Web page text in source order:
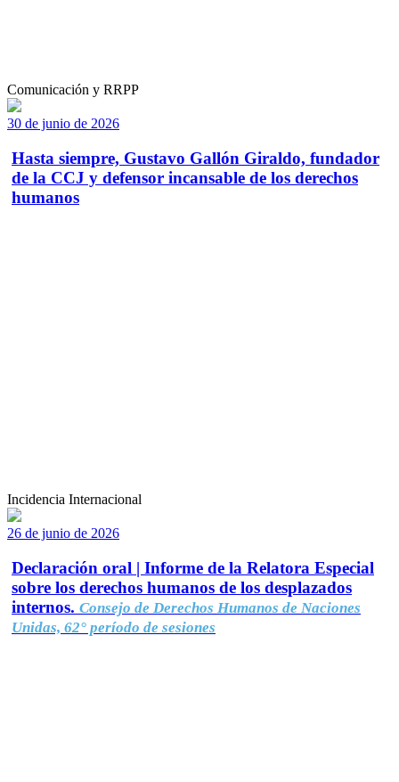
Comunicación y RRPP
30 de junio de 2026
Hasta siempre, Gustavo Gallón Giraldo, fundador
de la CCJ y defensor incansable de los derechos
humanos
Incidencia Internacional
26 de junio de 2026
Declaración oral | Informe de la Relatora Especial
sobre los derechos humanos de los desplazados
internos. Consejo de Derechos Humanos de Naciones
Unidas, 62° período de sesiones